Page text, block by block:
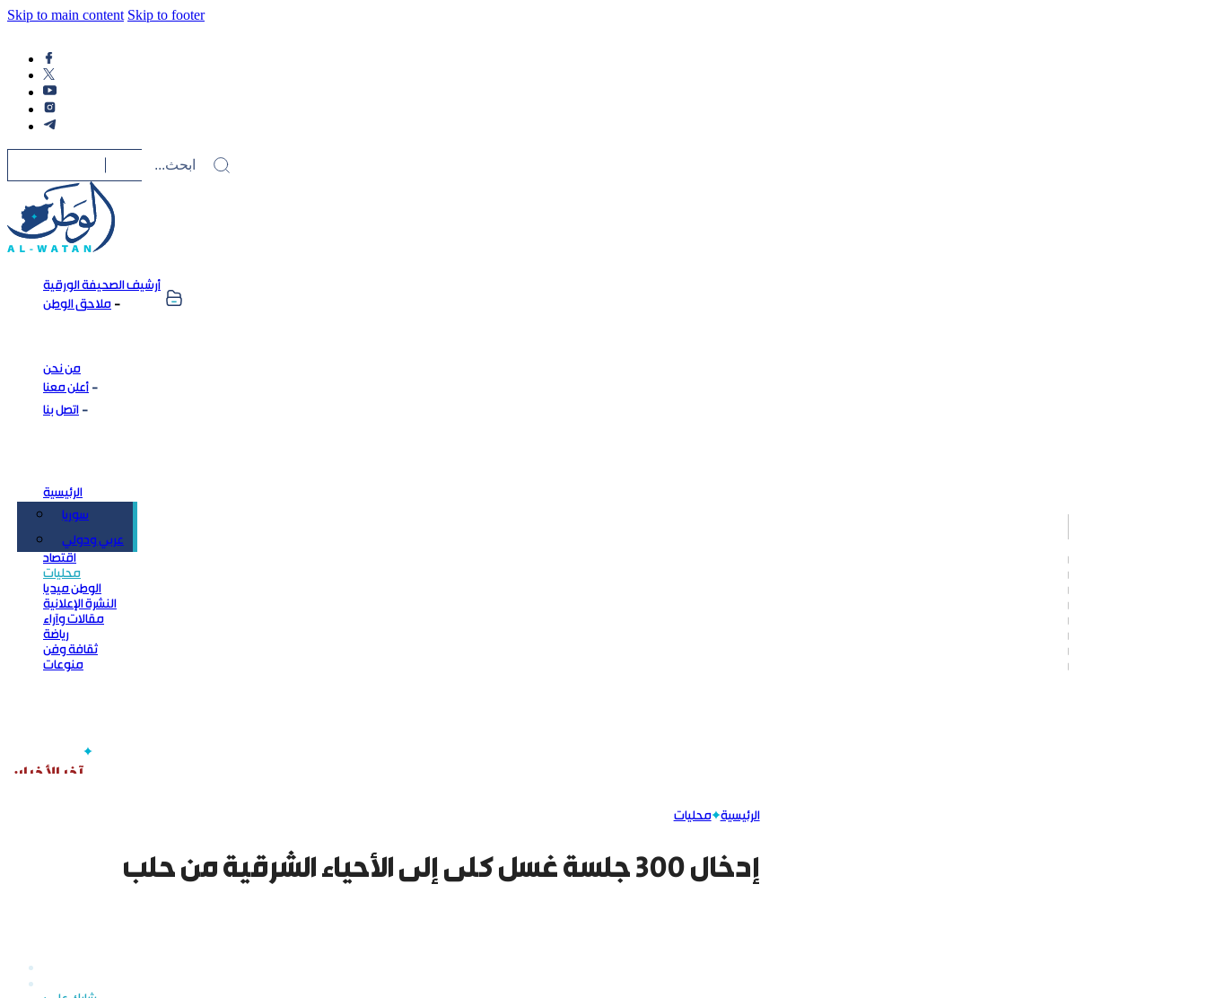
Skip to main content Skip to footer
أرشيف الصحيفة الورقية
ملاحق الوطن
من نحن
أعلن معنا
اتصل بنا
الرئيسية
سوريا
عربي ودولي
اقتصاد
محليات
الوطن ميديا
النشرة الإعلانية
مقالات وآراء
رياضة
ثقافة وفن
منوعات
الرئيسية محليات
إدخال 300 جلسة غسل كلى إلى الأحياء الشرقية من حلب